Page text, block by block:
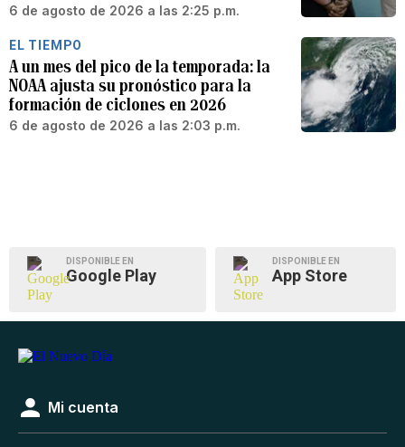
6 de agosto de 2026 a las 2:25 p.m.
EL TIEMPO
A un mes del pico de la temporada: la
NOAA ajusta su pronóstico para la
formación de ciclones en 2026
6 de agosto de 2026 a las 2:03 p.m.
DISPONIBLE EN
Google Play
DISPONIBLE EN
App Store
Mi cuenta